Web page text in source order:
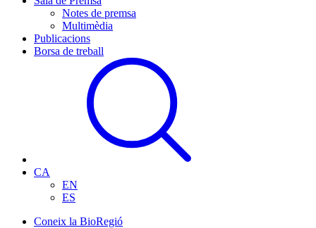
Notes de premsa
Multimèdia
Publicacions
Borsa de treball
CA
EN
ES
Coneix la BioRegió